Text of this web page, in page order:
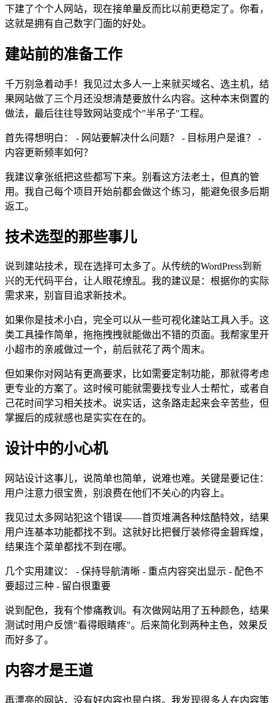
下建了个个人网站，现在接单量反而比以前更稳定了。你看，
这就是拥有自己数字门面的好处。
建站前的准备工作
千万别急着动手！我见过太多人一上来就买域名、选主机，结
果网站做了三个月还没想清楚要放什么内容。这种本末倒置的
做法，最后往往导致网站变成个"半吊子"工程。
首先得想明白： - 网站要解决什么问题？ - 目标用户是谁？ -
内容更新频率如何？
我建议拿张纸把这些都写下来。别看这方法老土，但真的管
用。我自己每个项目开始前都会做这个练习，能避免很多后期
返工。
技术选型的那些事儿
说到建站技术，现在选择可太多了。从传统的WordPress到新
兴的无代码平台，让人眼花缭乱。我的建议是：根据你的实际
需求来，别盲目追求新技术。
如果你是技术小白，完全可以从一些可视化建站工具入手。这
类工具操作简单，拖拖拽拽就能做出不错的页面。我帮家里开
小超市的亲戚做过一个，前后就花了两个周末。
但如果你对网站有更高要求，比如需要定制功能，那就得考虑
更专业的方案了。这时候可能就需要找专业人士帮忙，或者自
己花时间学习相关技术。说实话，这条路走起来会辛苦些，但
掌握后的成就感也是实实在在的。
设计中的小心机
网站设计这事儿，说简单也简单，说难也难。关键是要记住：
用户注意力很宝贵，别浪费在他们不关心的内容上。
我见过太多网站犯这个错误——首页堆满各种炫酷特效，结果
用户连基本功能都找不到。这就好比把餐厅装修得金碧辉煌，
结果连个菜单都找不到在哪。
几个实用建议： - 保持导航清晰 - 重点内容突出显示 - 配色不
要超过三种 - 留白很重要
说到配色，我有个惨痛教训。有次做网站用了五种颜色，结果
测试时用户反馈"看得眼睛疼"。后来简化到两种主色，效果反
而好多了。
内容才是王道
再漂亮的网站，没有好内容也是白搭。我发现很多人在内容策